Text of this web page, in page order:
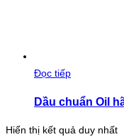
Đọc tiếp
Dầu chuẩn Oil
Hiển thị kết quả duy nhất